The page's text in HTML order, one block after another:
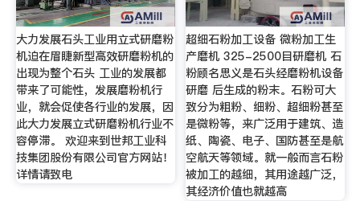
大力发展石头工业用立式研磨粉
机迫在眉睫新型高效研磨粉机的
出现为整个石头 工业的发展都
带来了可能性，发展磨粉机行
业，就会促使各行业的发展，因
此大力发展立式研磨粉机行业不
容停滞。 欢迎来到世邦工业科
技集团股份有限公司官方网站！
详情请致电
超细石粉加工设备 微粉加工生
产磨机 325-2500目研磨机 石
粉顾名思义是石头经磨粉机设备
研磨 后生成的粉末。石粉可大
致分为粗粉、细粉、超细粉甚至
是微粉等，来广泛用于建筑、造
纸、陶瓷、电子、国防甚至是航
空航天等领域。就一般而言石粉
被加工的越细，其用途越广泛，
其经济价值也就越高